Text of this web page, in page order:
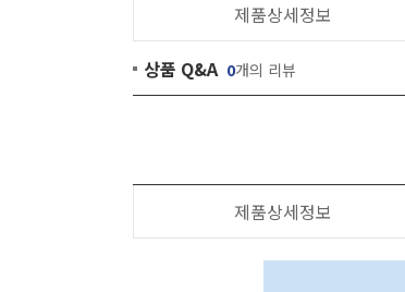
제품상세정보
상품 Q&A 0개의 리뷰
제품상세정보